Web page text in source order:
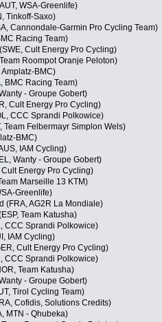
WSA-Greenlife)
Tinkoff-Saxo)
Cannondale-Garmin Pro Cycling Team)
Racing Team)
Cult Energy Pro Cycling)
Roompot Oranje Peloton)
BMC)
BMC Racing Team)
- Groupe Gobert)
Cult Energy Pro Cycling)
CCC Sprandi Polkowice)
Team Felbermayr Simplon Wels)
BMC)
IAM Cycling)
Wanty - Groupe Gobert)
Energy Pro Cycling)
Marseille 13 KTM)
Greenlife)
(FRA, AG2R La Mondiale)
Team Katusha)
CCC Sprandi Polkowice)
IAM Cycling)
Cult Energy Pro Cycling)
CCC Sprandi Polkowice)
Team Katusha)
- Groupe Gobert)
Tirol Cycling Team)
Cofidis, Solutions Credits)
MTN - Qhubeka)